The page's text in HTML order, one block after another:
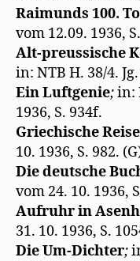
Raimunds 100.
vom 12.09. 1936, S.
Alt-preussische
in: NTB H. 38/4.
Ein Luftgenie;in:
1936, S. 934f.
Griechische Reise
10. 1936, S. 982.
Die deutsche
vom 24. 10. 1936,
Aufruhr in
31. 10. 1936, S.
Die Um-Dichter;